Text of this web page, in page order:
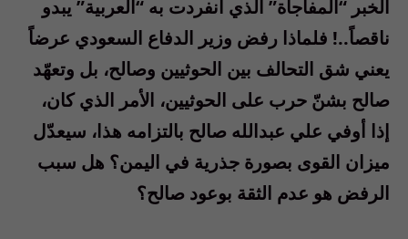
الخبر “المفاجأة” الذي انفردت به “العربية” يبدو
ناقصاً..! فلماذا رفض وزير الدفاع السعودي عرضاً
يعني شق التحالف بين الحوثيين وصالح، بل وتعهّد
صالح بشنّ حرب على الحوثيين، الأمر الذي كان،
إذا أوفي علي عبدالله صالح بالتزامه هذا، سيعدّل
ميزان القوى بصورة جذرية في اليمن؟ هل سبب
الرفض هو عدم الثقة بوعود صالح؟